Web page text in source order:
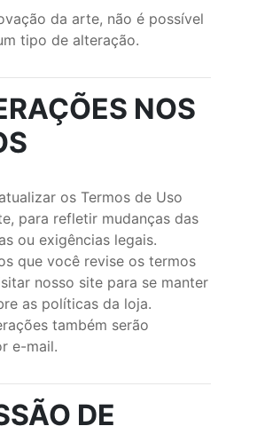
da arte, não é possível
tipo de alteração.
NOS
os Termos de Uso
para refletir mudanças das
ou exigências legais.
que você revise os termos
nosso site para se manter
as políticas da loja.
também serão
e-mail.
DE